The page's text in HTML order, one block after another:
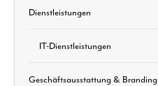
Dienstleistungen
IT-Dienstleistungen
Geschäftsausstattung & Branding